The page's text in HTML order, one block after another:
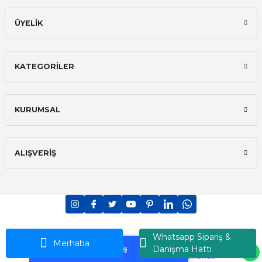
Korumalı Alışveriş
PCI-DSS Ödeme Güvenliği
7/24 Canlı Destek
iyzico Korumalı Alışveriş
Whatsapp Sipariş &
Danışma Hattı
Merhaba
ÜYELİK
KATEGORİLER
KURUMSAL
ALIŞVERİŞ
Ransey © 2026 - Tüm Hakları Saklıdır